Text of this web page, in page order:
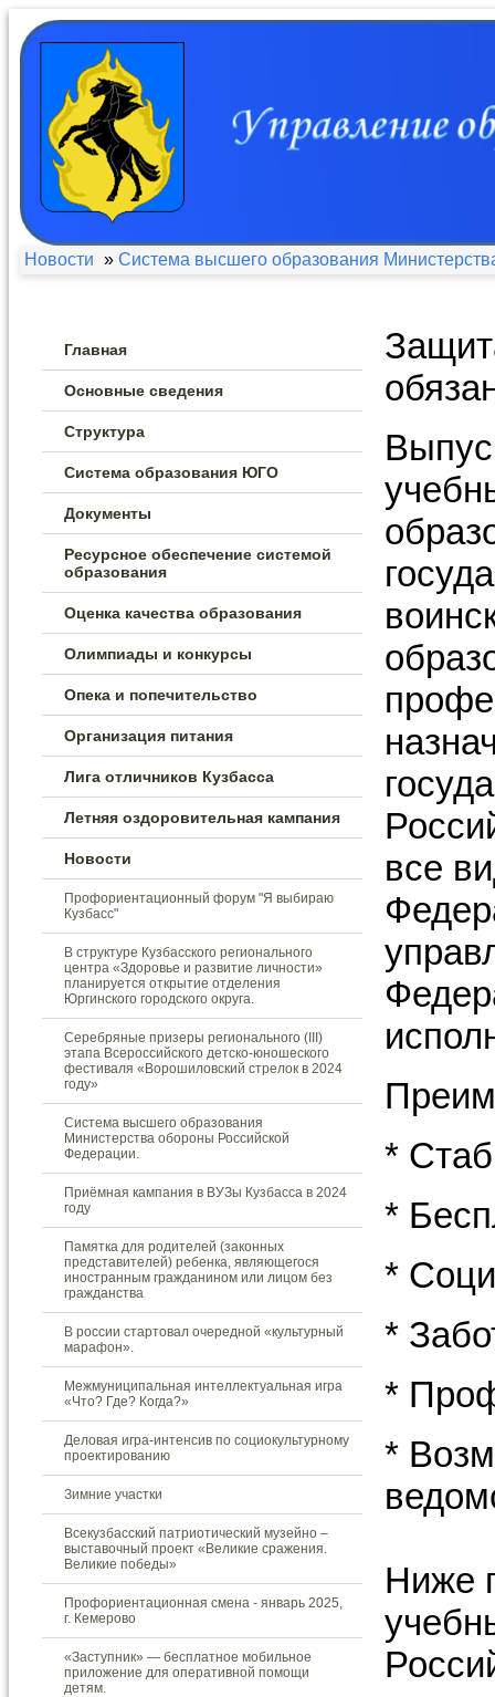
Новости » Система высшего образования
Главная
Основные сведения
Структура
Система образования ЮГО
Документы
Ресурсное обеспечение системой
образования
Оценка качества образования
Олимпиады и конкурсы
Опека и попечительство
Организация питания
Лига отличников Кузбасса
Летняя оздоровительная кампания
Новости
Профориентационный форум "Я выбираю
Кузбасс"
В структуре Кузбасского регионального
центра «Здоровье и развитие личности»
планируется открытие отделения
Юргинского городского округа.
Серебряные призеры регионального (III)
этапа Всероссийского детско-юношеского
фестиваля «Ворошиловский стрелок в 2024
году»
Система высшего образования
Министерства обороны Российской
Федерации.
Приёмная кампания в ВУЗы Кузбасса в 2024
году
Памятка для родителей (законных
представителей) ребенка, являющегося
иностранным гражданином или лицом без
гражданства
В россии стартовал очередной «культурный
марафон».
Межмуниципальная интеллектуальная игра
«Что? Где? Когда?»
Деловая игра-интенсив по социокультурному
проектированию
Зимние участки
Всекузбасский патриотический музейно –
выставочный проект «Великие сражения.
Великие победы»
Профориентационная смена - январь 2025,
г. Кемерово
«Заступник» — бесплатное мобильное
приложение для оперативной помощи
детям.
все
*
*
*
*
*
*
Ниже